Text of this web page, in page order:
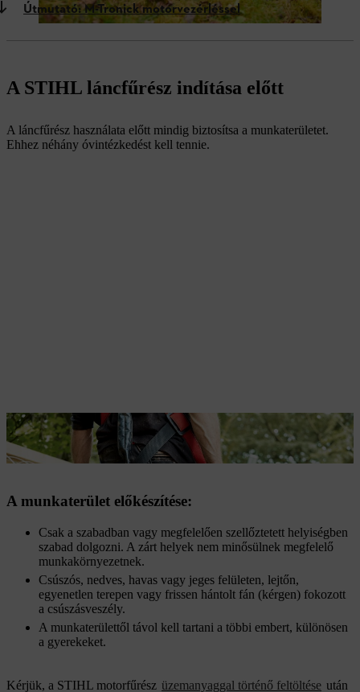
Útmutató: M-Tronick motorvezérléssel
A STIHL láncfűrész indítása előtt
A láncfűrész használata előtt mindig biztosítsa a munkaterületet.
Ehhez néhány óvintézkedést kell tennie.
Aláncvédőknekköszönhetően a láncfűrész biztonságosan
szállítható.
A munkaterület előkészítése:
Csak a szabadban vagy megfelelően szellőztetett helyiségben
szabad dolgozni. A zárt helyek nem minősülnek megfelelő
munkakörnyezetnek.
Csúszós, nedves, havas vagy jeges felületen, lejtőn,
egyenetlen terepen vagy frissen hántolt fán (kérgen) fokozott
a csúszásveszély.
A munkaterülettől távol kell tartani a többi embert, különösen
a gyerekeket.
Kérjük, a STIHL motorfűrész üzemanyaggal történő feltöltése után